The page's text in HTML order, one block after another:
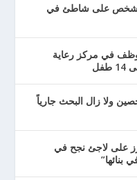
بحر ملون يلسع أكثر من 100 شخص على شاطئ في
في مركز رعاية
ولا زال البحث جارياً
على لاجئ نجح في
بنائها”